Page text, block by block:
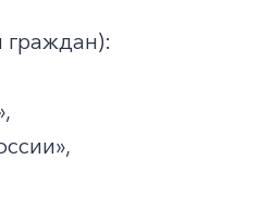
граждан):